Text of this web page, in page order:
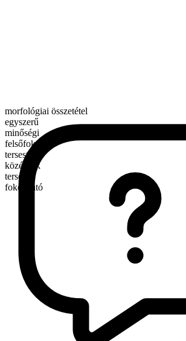
morfológiai összetétel
egyszerű
minőségi
felsőfok
tersest
középfok
terser
fokozható